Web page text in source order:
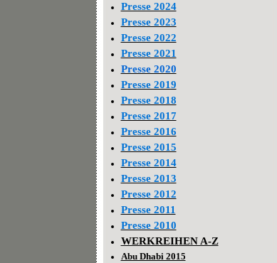
Presse 2024
Presse 2023
Presse 2022
Presse 2021
Presse 2020
Presse 2019
Presse 2018
Presse 2017
Presse 2016
Presse 2015
Presse 2014
Presse 2013
Presse 2012
Presse 2011
Presse 2010
WERKREIHEN A-Z
Abu Dhabi 2015